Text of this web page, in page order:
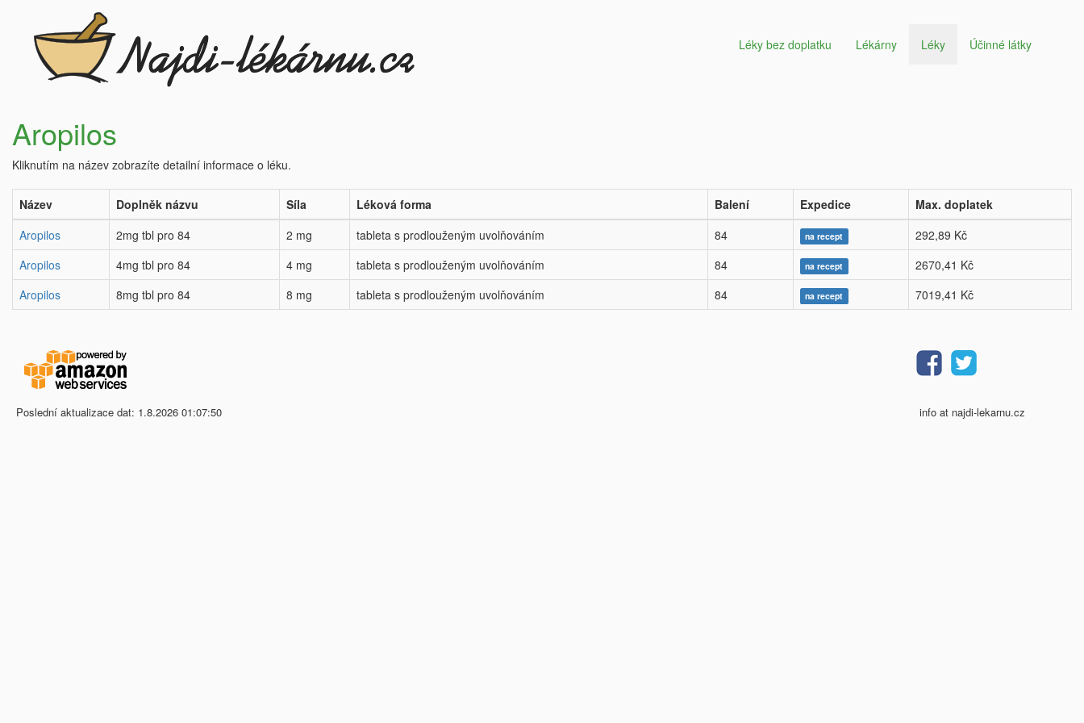
Léky bez doplatku Lékárny Léky Účinné látky
Aropilos
Kliknutím na název zobrazíte detailní informace o léku.
Název Doplněk názvu Síla Léková forma Balení Expedice
Max. doplatek
Aropilos
2mg tbl pro 84 2 mg tableta s prodlouženým uvolňováním 84 na recept
292,89 Kč
Aropilos
4mg tbl pro 84 4 mg tableta s prodlouženým uvolňováním 84 na recept
2670,41 Kč
Aropilos
8mg tbl pro 84 8 mg tableta s prodlouženým uvolňováním 84 na recept 7019,41 Kč
Poslední aktualizace dat: 1.8.2026 01:07:50 info at najdi-lekarnu.cz